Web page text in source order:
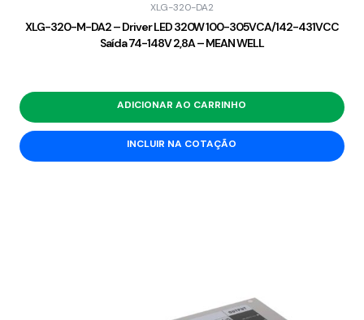
XLG-320-DA2
XLG-320-M-DA2 – Driver LED 320W 100-305VCA/142-431VCC
Saída 74-148V 2,8A – MEAN WELL
ADICIONAR AO CARRINHO
INCLUIR NA COTAÇÃO